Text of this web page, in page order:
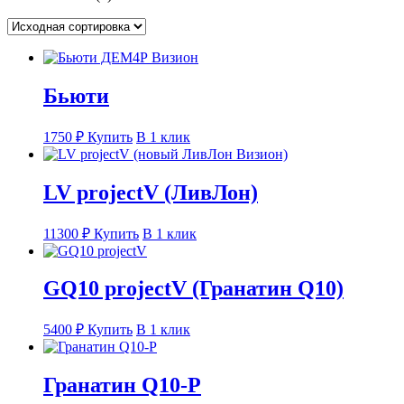
Бьюти
1750 ₽ Купить В 1 клик
LV projectV (ЛивЛон)
11300 ₽ Купить В 1 клик
GQ10 projectV (Гранатин Q10)
5400 ₽ Купить В 1 клик
Гранатин Q10-Р